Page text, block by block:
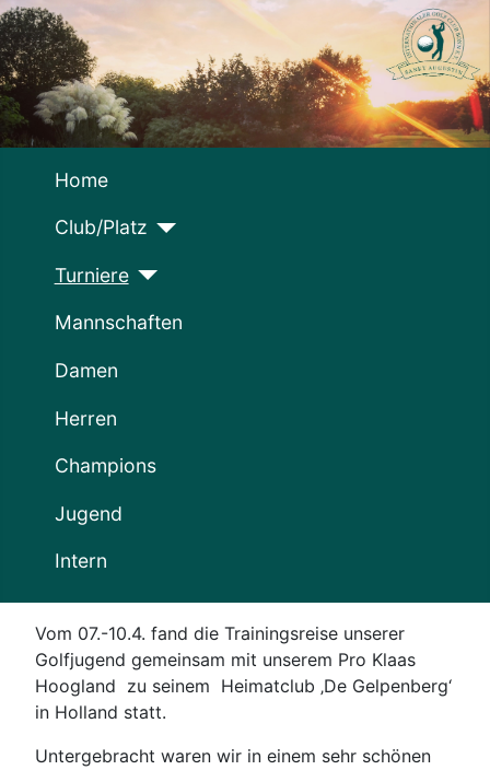
Home
Club/Platz
Turniere
Mannschaften
Damen
Herren
Champions
Jugend
Intern
Vom 07.-10.4. fand die Trainingsreise unserer
Golfjugend gemeinsam mit unserem Pro Klaas
Hoogland zu seinem Heimatclub ‚De Gelpenberg‘
in Holland statt.
Untergebracht waren wir in einem sehr schönen